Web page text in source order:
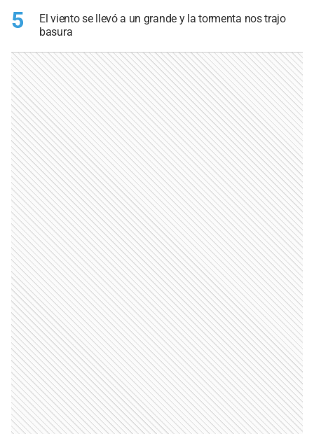
5
El viento se llevó a un grande y la tormenta nos trajo
basura